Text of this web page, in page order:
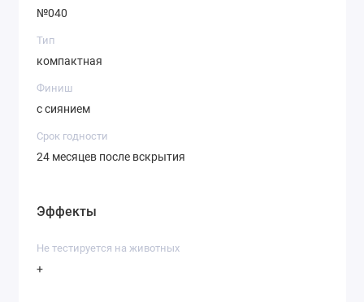
№040
Тип
компактная
Финиш
с сиянием
Срок годности
24 месяцев после вскрытия
Эффекты
Не тестируется на животных
+